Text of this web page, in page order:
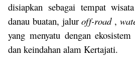
disiapkan sebagai tempat
danau buatan, jaluroff-road,
yang menyatu dengan
dan keindahan alam Kertajati.